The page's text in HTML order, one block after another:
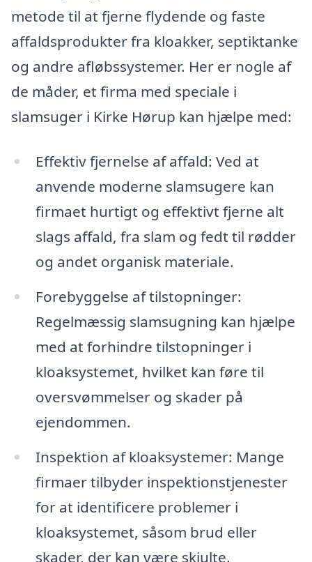
metode til at fjerne flydende og faste
affaldsprodukter fra kloakker, septiktanke
og andre afløbssystemer. Her er nogle af
de måder, et firma med speciale i
slamsuger i Kirke Hørup kan hjælpe med:
Effektiv fjernelse af affald: Ved at
anvende moderne slamsugere kan
firmaet hurtigt og effektivt fjerne alt
slags affald, fra slam og fedt til rødder
og andet organisk materiale.
Forebyggelse af tilstopninger:
Regelmæssig slamsugning kan hjælpe
med at forhindre tilstopninger i
kloaksystemet, hvilket kan føre til
oversvømmelser og skader på
ejendommen.
Inspektion af kloaksystemer: Mange
firmaer tilbyder inspektionstjenester
for at identificere problemer i
kloaksystemet, såsom brud eller
skader, der kan være skjulte.